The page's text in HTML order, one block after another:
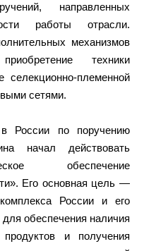
направленных
работы отрасли.
механизмов
техники
селекционно-племенной
сетями.
России по поручению
начал действовать
обеспечение
Его основная цель —
России и его
для обеспечения наличия
и получения